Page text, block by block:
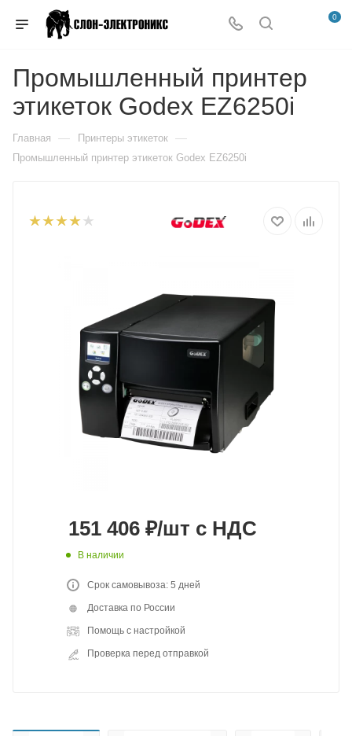
0
Промышленный принтер
этикеток Godex EZ6250i
Главная — Принтеры этикеток —
Промышленный принтер этикеток Godex EZ6250i
151 406 ₽/шт с НДС
В наличии
Срок самовывоза: 5 дней
Доставка по России
Помощь с настройкой
Проверка перед отправкой